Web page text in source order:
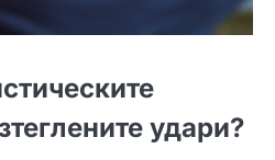
удари?